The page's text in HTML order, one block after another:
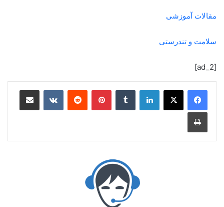
مقالات آموزشی
سلامت و تندرستی
[ad_2]